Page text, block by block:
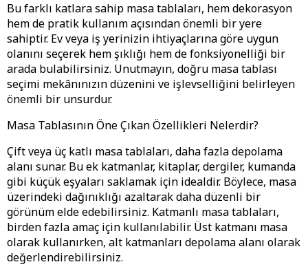
Bu farklı katlara sahip masa tablaları, hem dekorasyon
hem de pratik kullanım açısından önemli bir yere
sahiptir. Ev veya iş yerinizin ihtiyaçlarına göre uygun
olanını seçerek hem şıklığı hem de fonksiyonelliği bir
arada bulabilirsiniz. Unutmayın, doğru masa tablası
seçimi mekânınızın düzenini ve işlevselliğini belirleyen
önemli bir unsurdur.
Masa Tablasının Öne Çıkan Özellikleri Nelerdir?
Çift veya üç katlı masa tablaları, daha fazla depolama
alanı sunar. Bu ek katmanlar, kitaplar, dergiler, kumanda
gibi küçük eşyaları saklamak için idealdir. Böylece, masa
üzerindeki dağınıklığı azaltarak daha düzenli bir
görünüm elde edebilirsiniz. Katmanlı masa tablaları,
birden fazla amaç için kullanılabilir. Üst katmanı masa
olarak kullanırken, alt katmanları depolama alanı olarak
değerlendirebilirsiniz.